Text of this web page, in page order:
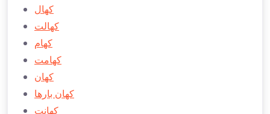
كهال
كهالت
كهام
كهامت
كهان
كهان بارها
كهانت